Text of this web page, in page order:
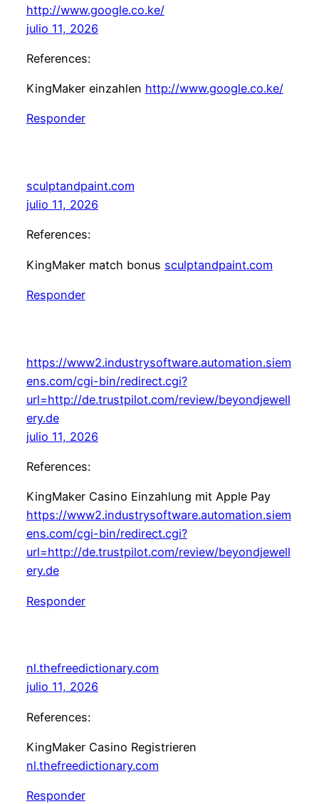
http://www.google.co.ke/
julio 11, 2026
References:
KingMaker einzahlen http://www.google.co.ke/
Responder
sculptandpaint.com
julio 11, 2026
References:
KingMaker match bonus sculptandpaint.com
Responder
https://www2.industrysoftware.automation.siem
ens.com/cgi-bin/redirect.cgi?
url=http://de.trustpilot.com/review/beyondjewell
ery.de
julio 11, 2026
References:
KingMaker Casino Einzahlung mit Apple Pay
https://www2.industrysoftware.automation.siem
ens.com/cgi-bin/redirect.cgi?
url=http://de.trustpilot.com/review/beyondjewell
ery.de
Responder
nl.thefreedictionary.com
julio 11, 2026
References:
KingMaker Casino Registrieren
nl.thefreedictionary.com
Responder